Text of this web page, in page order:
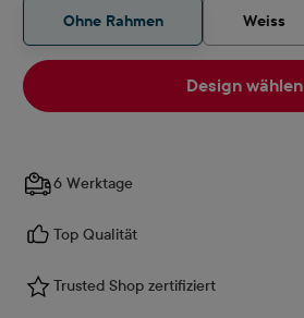
Ohne Rahmen Weiss
Design wählen
6 Werktage
Top Qualität
Trusted Shop zertifiziert